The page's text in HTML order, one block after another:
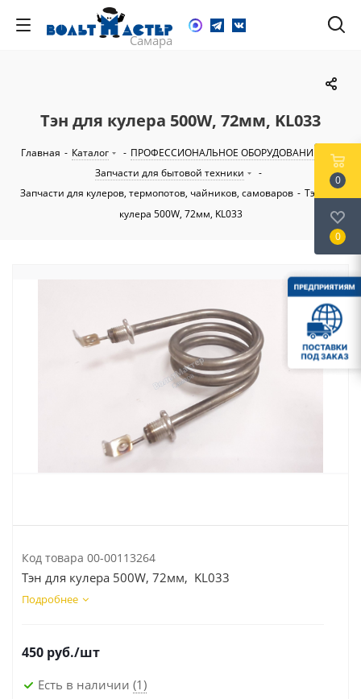
Тэн для кулера 500W, 72мм, KL033
Главная - Каталог - ПРОФЕССИОНАЛЬНОЕ ОБОРУДОВАНИЕ
-
Запчасти для бытовой техники
-
Запчасти для кулеров, термопотов, чайников, самоваров - Тэн для
кулера 500W, 72мм, KL033
Код товара 00-00113264
Тэн для кулера 500W, 72мм, KL033
Подробнее
450 руб./шт
Есть в наличии (1)
0
0